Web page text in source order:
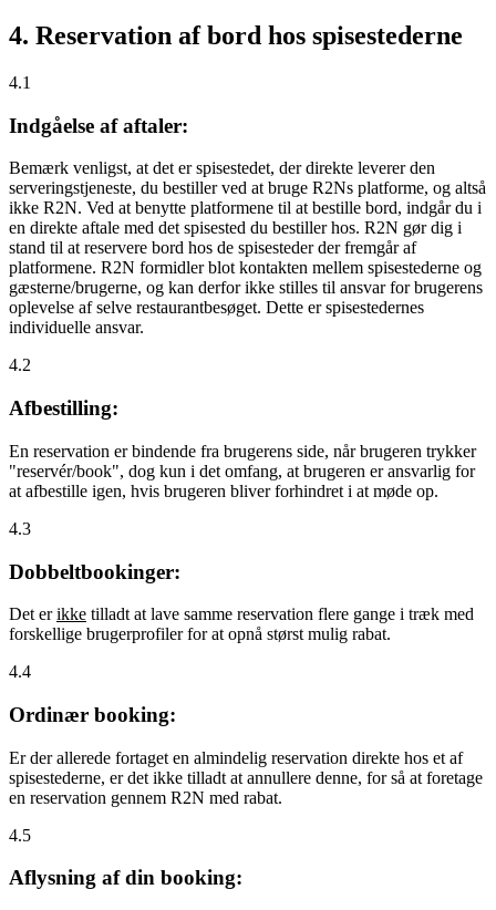
4. Reservation af bord hos spisestederne
4.1
Indgåelse af aftaler:
Bemærk venligst, at det er spisestedet, der direkte leverer den
serveringstjeneste, du bestiller ved at bruge R2Ns platforme, og altså
ikke R2N. Ved at benytte platformene til at bestille bord, indgår du i
en direkte aftale med det spisested du bestiller hos. R2N gør dig i
stand til at reservere bord hos de spisesteder der fremgår af
platformene. R2N formidler blot kontakten mellem spisestederne og
gæsterne/brugerne, og kan derfor ikke stilles til ansvar for brugerens
oplevelse af selve restaurantbesøget. Dette er spisestedernes
individuelle ansvar.
4.2
Afbestilling:
En reservation er bindende fra brugerens side, når brugeren trykker
"reservér/book", dog kun i det omfang, at brugeren er ansvarlig for
at afbestille igen, hvis brugeren bliver forhindret i at møde op.
4.3
Dobbeltbookinger:
Det erikke tilladt at lave samme reservation flere gange i træk med
forskellige brugerprofiler for at opnå størst mulig rabat.
4.4
Ordinær booking:
Er der allerede fortaget en almindelig reservation direkte hos et af
spisestederne, er det ikke tilladt at annullere denne, for så at foretage
en reservation gennem R2N med rabat.
4.5
Aflysning af din booking: